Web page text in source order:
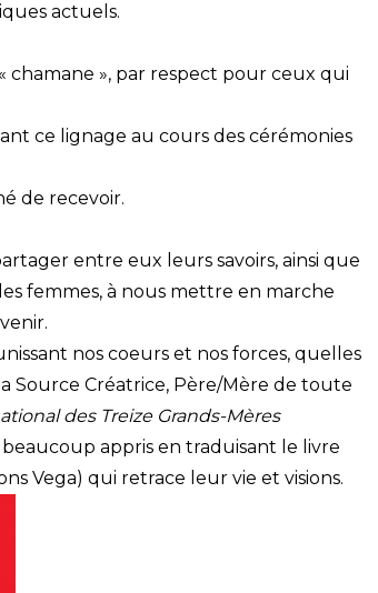
actuels.
», par respect pour ceux qui
ce lignage au cours des cérémonies
de recevoir.
entre eux leurs savoirs, ainsi que
femmes, à nous mettre en marche
nos coeurs et nos forces, quelles
Source Créatrice, Père/Mère de toute
des Treize Grands-Mères
appris en traduisant le livre
Vega) qui retrace leur vie et visions.